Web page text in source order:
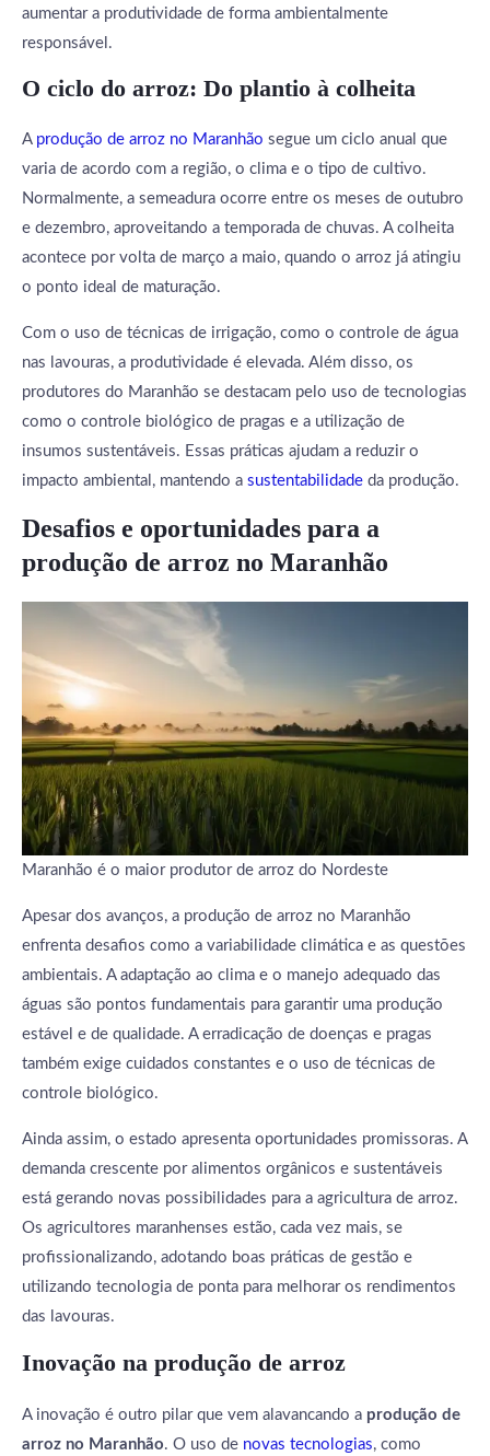
aumentar a produtividade de forma ambientalmente
responsável.
O ciclo do arroz: Do plantio à colheita
A produção de arroz no Maranhão segue um ciclo anual que
varia de acordo com a região, o clima e o tipo de cultivo.
Normalmente, a semeadura ocorre entre os meses de outubro
e dezembro, aproveitando a temporada de chuvas. A colheita
acontece por volta de março a maio, quando o arroz já atingiu
o ponto ideal de maturação.
Com o uso de técnicas de irrigação, como o controle de água
nas lavouras, a produtividade é elevada. Além disso, os
produtores do Maranhão se destacam pelo uso de tecnologias
como o controle biológico de pragas e a utilização de
insumos sustentáveis. Essas práticas ajudam a reduzir o
impacto ambiental, mantendo a sustentabilidade da produção.
Desafios e oportunidades para a
produção de arroz no Maranhão
Maranhão é o maior produtor de arroz do Nordeste
Apesar dos avanços, a produção de arroz no Maranhão
enfrenta desafios como a variabilidade climática e as questões
ambientais. A adaptação ao clima e o manejo adequado das
águas são pontos fundamentais para garantir uma produção
estável e de qualidade. A erradicação de doenças e pragas
também exige cuidados constantes e o uso de técnicas de
controle biológico.
Ainda assim, o estado apresenta oportunidades promissoras. A
demanda crescente por alimentos orgânicos e sustentáveis
está gerando novas possibilidades para a agricultura de arroz.
Os agricultores maranhenses estão, cada vez mais, se
profissionalizando, adotando boas práticas de gestão e
utilizando tecnologia de ponta para melhorar os rendimentos
das lavouras.
Inovação na produção de arroz
A inovação é outro pilar que vem alavancando a produção de
arroz no Maranhão. O uso de novas tecnologias, como